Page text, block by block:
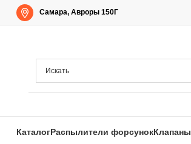
Самара, Авроры 150Г
КаталогРаспылители форсунокКлапаны